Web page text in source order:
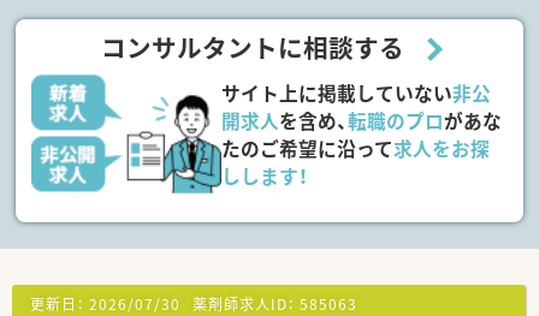
■在宅医療にも積極的取り組んでおり「訪問調剤特化型店舗」を
50店舗以上、無菌調剤室は業界最多の51店舗設置しています
■「プラチナくるみん認定企業」「健康経営優良法人2023（大規模
法人部門）認定」等を取得し一人ひとりが働きやすい環境が整備
されています
■充実した研修制度、人事制度、評価制度、キャリア支援制度等
があるのも特徴です
コンサルタントに相談する
サイト上に掲載していない非公
開求人を含め、転職のプロがあな
たのご希望に沿って求人をお探
しします！
更新日： 2026/07/30 薬剤師求人ID： 585063